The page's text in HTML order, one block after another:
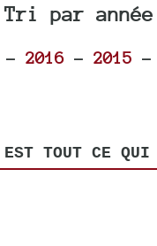
Tri par année
- 2016- 2015 -
EST TOUT CE